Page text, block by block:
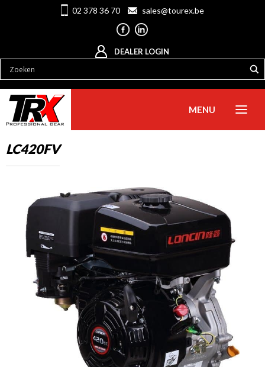
02 378 36 70 sales@tourex.be
DEALER LOGIN
MENU
LC420FV